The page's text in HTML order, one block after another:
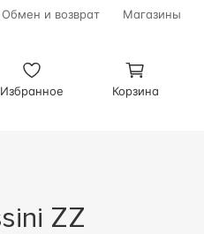
Обмен и возврат Магазины
Избранное Корзина